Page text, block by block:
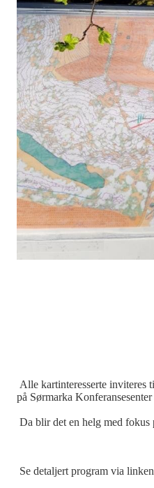
Alle kartinteresserte
på Sørmarka
Da blir det en helg med
Se detaljert program via